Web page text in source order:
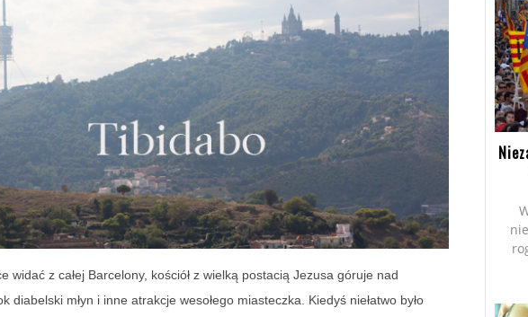
widać z całej Barcelony, kościół z wielką postacią Jezusa góruje nad
diabelski młyn i inne atrakcje wesołego miasteczka. Kiedyś niełatwo było